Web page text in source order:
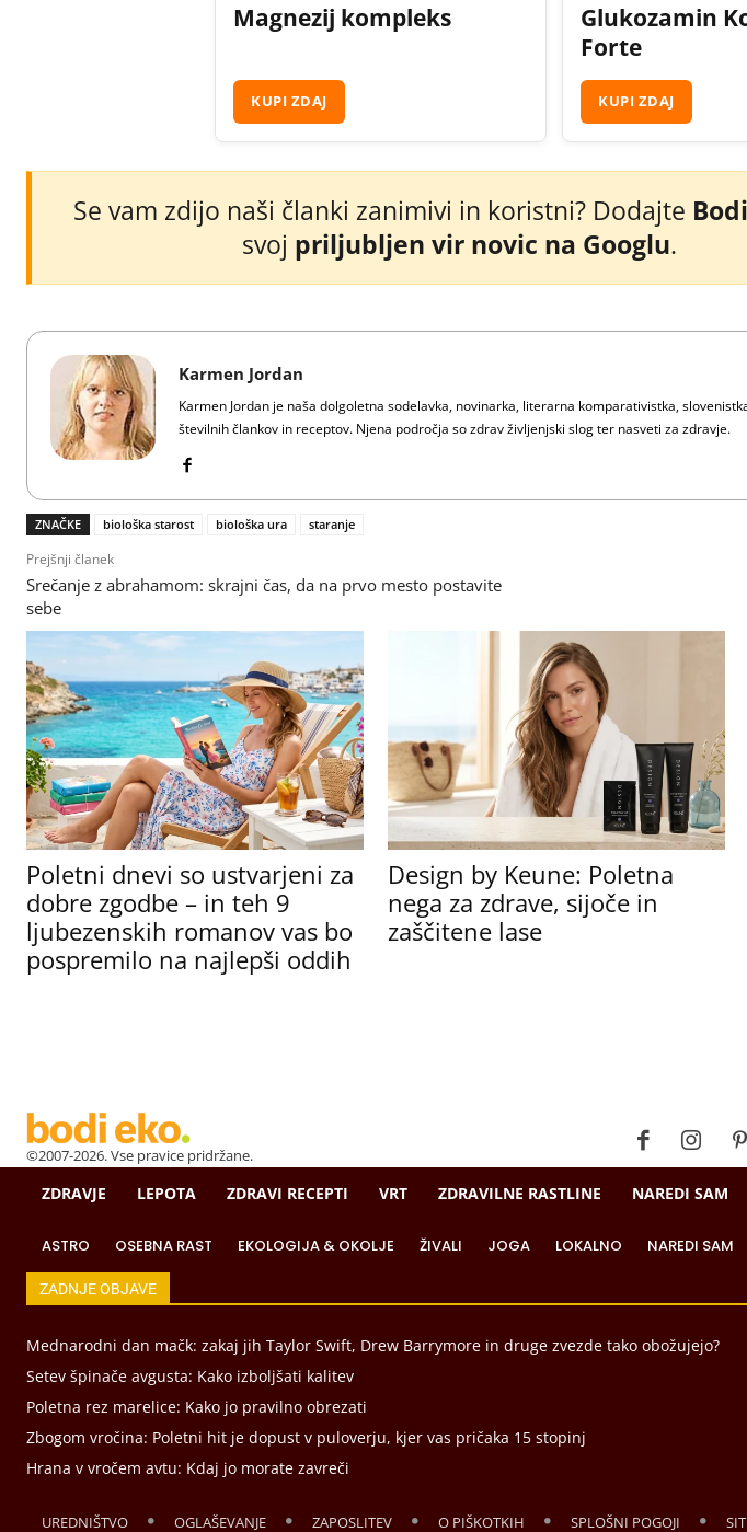
Magnezij kompleks
KUPI ZDAJ
Glukozamin
Forte
KUPI ZDAJ
Se vam zdijo naši članki zanimivi in koristni? Dodajte
svoj priljubljen vir novic na Googlu.
Karmen Jordan
Karmen Jordan je naša dolgoletna sodelavka, novinarka, literarna komparativistka,
številnih člankov in receptov. Njena področja so zdrav življenjski slog ter nasveti za zdravje.
ZNAČKE biološka starost biološka ura staranje
Prejšnji članek
Srečanje z abrahamom: skrajni čas, da na prvo mesto postavite
sebe
Poletni dnevi so ustvarjeni za
dobre zgodbe – in teh 9
ljubezenskih romanov vas bo
pospremilo na najlepši oddih
Design by Keune: Poletna
nega za zdrave, sijoče in
zaščitene lase
©2007-2026. Vse pravice pridržane.
ZDRAVJE LEPOTA ZDRAVI RECEPTI VRT ZDRAVILNE RASTLINE NAREDI SAM
ASTRO OSEBNA RAST EKOLOGIJA & OKOLJE ŽIVALI JOGA LOKALNO NAREDI SAM
ZADNJE OBJAVE
Mednarodni dan mačk: zakaj jih Taylor Swift, Drew Barrymore in druge zvezde tako obožujejo?
Setev špinače avgusta: Kako izboljšati kalitev
Poletna rez marelice: Kako jo pravilno obrezati
Zbogom vročina: Poletni hit je dopust v puloverju, kjer vas pričaka 15 stopinj
Hrana v vročem avtu: Kdaj jo morate zavreči
UREDNIŠTVO OGLAŠEVANJE ZAPOSLITEV O PIŠKOTKIH SPLOŠNI POGOJI